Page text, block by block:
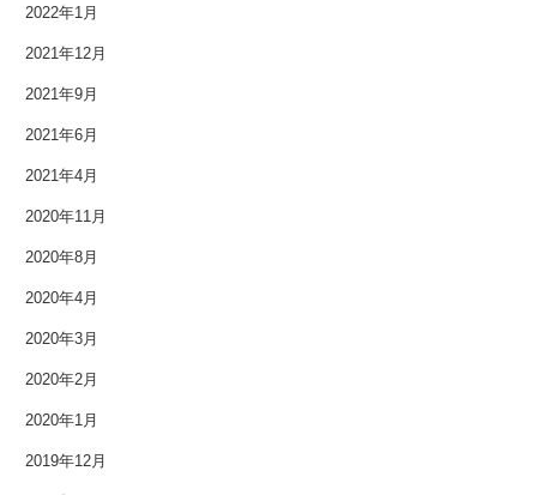
2022年1月
2021年12月
2021年9月
2021年6月
2021年4月
2020年11月
2020年8月
2020年4月
2020年3月
2020年2月
2020年1月
2019年12月